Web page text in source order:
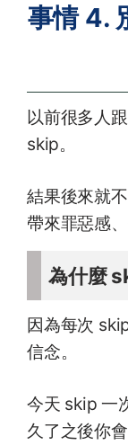
事情 4.
以前很多人
skip。
結果後來就
帶來罪惡感
為什麼
因為每次
信念。
今天 skip 一
久了之後你